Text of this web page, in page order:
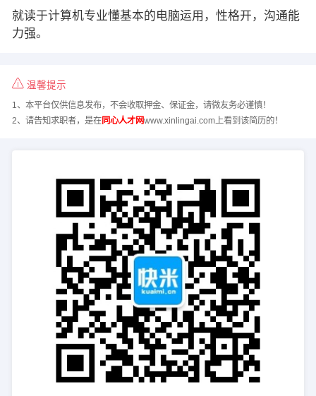
就读于计算机专业懂基本的电脑运用，性格开，沟通能
力强。
温馨提示
1、本平台仅供信息发布，不会收取押金、保证金，请微友务必谨慎！
2、请告知求职者，是在同心人才网www.xinlingai.com上看到该简历的！